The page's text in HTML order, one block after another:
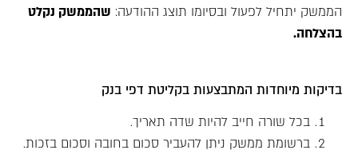
הממשק יתחיל לפעול ובסיומו תוצג ההודעה: שהממשק נקלט
בהצלחה.
בדיקות מיוחדות המתבצעות בקליטת דפי בנק
בכל שורה חייב להיות שדה תאריך.
ברשומת ממשק ניתן להעביר סכום בחובה וסכום בזכות.